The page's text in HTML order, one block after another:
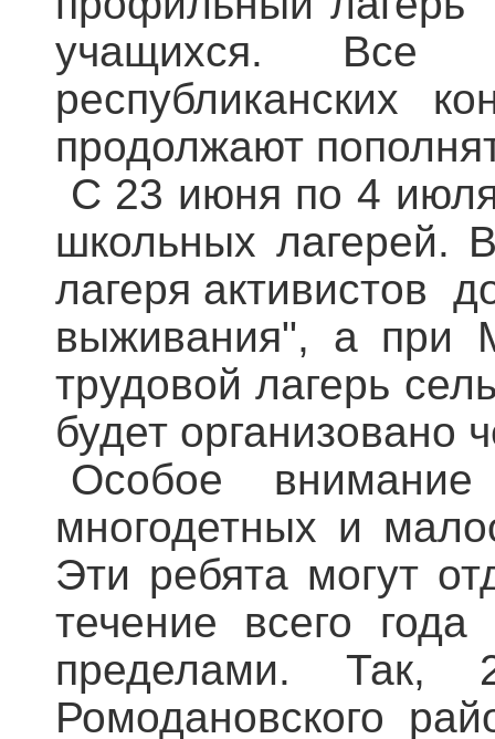
учащихся. Все
республиканских
продолжают
С 23 июня по 4
школьных
лагеря активистов
выживания", а
трудовой лагерь
будет организовано
Особое
многодетных и
Эти ребята могут
течение всего
пределами. Так,
Ромодановского